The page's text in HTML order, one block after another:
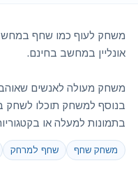
משחק לעוף כמו שחף
אונליין במחשב בחינם.
משחק מעולה לאנשים
בנוסף למשחק תוכלו לשחק
בתמונות למעלה או
משחק שחף שחף למרחק